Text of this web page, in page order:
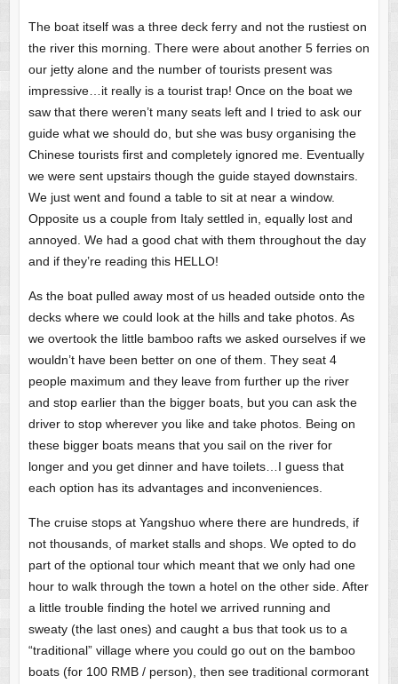
The boat itself was a three deck ferry and not the rustiest on
the river this morning. There were about another 5 ferries on
our jetty alone and the number of tourists present was
impressive…it really is a tourist trap! Once on the boat we
saw that there weren’t many seats left and I tried to ask our
guide what we should do, but she was busy organising the
Chinese tourists first and completely ignored me. Eventually
we were sent upstairs though the guide stayed downstairs.
We just went and found a table to sit at near a window.
Opposite us a couple from Italy settled in, equally lost and
annoyed. We had a good chat with them throughout the day
and if they’re reading this HELLO!
As the boat pulled away most of us headed outside onto the
decks where we could look at the hills and take photos. As
we overtook the little bamboo rafts we asked ourselves if we
wouldn’t have been better on one of them. They seat 4
people maximum and they leave from further up the river
and stop earlier than the bigger boats, but you can ask the
driver to stop wherever you like and take photos. Being on
these bigger boats means that you sail on the river for
longer and you get dinner and have toilets…I guess that
each option has its advantages and inconveniences.
The cruise stops at Yangshuo where there are hundreds, if
not thousands, of market stalls and shops. We opted to do
part of the optional tour which meant that we only had one
hour to walk through the town a hotel on the other side. After
a little trouble finding the hotel we arrived running and
sweaty (the last ones) and caught a bus that took us to a
“traditional” village where you could go out on the bamboo
boats (for 100 RMB / person), then see traditional cormorant